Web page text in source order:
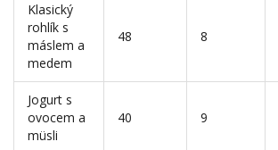
Klasický
rohlík s
máslem a
medem
48 8
Jogurt s
ovocem a
müsli
40 9